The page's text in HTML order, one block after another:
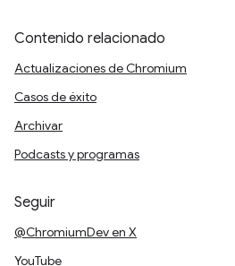
Contenido relacionado
Actualizaciones de Chromium
Casos de éxito
Archivar
Podcasts y programas
Seguir
@ChromiumDev en X
YouTube